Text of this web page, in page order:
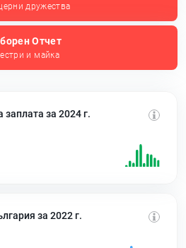
дружества
Отчет
и майка
за 2024 г.
за 2022 г.